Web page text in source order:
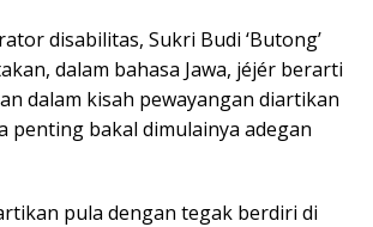
disabilitas, Sukri Budi ‘Butong’
dalam bahasa Jawa, jéjér berarti
dalam kisah pewayangan diartikan
penting bakal dimulainya adegan
pula dengan tegak berdiri di